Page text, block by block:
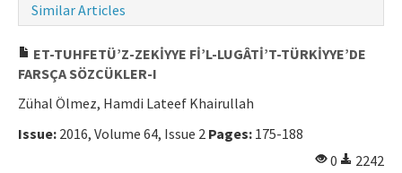
Similar Articles
ET-TUHFETÜ’Z-ZEKİYYE Fİ’L-LUGÂTİ’T-TÜRKİYYE’DE
FARSÇA SÖZCÜKLER-I
Zühal Ölmez, Hamdi Lateef Khairullah
Issue: 2016, Volume 64, Issue 2 Pages: 175-188
0
2242